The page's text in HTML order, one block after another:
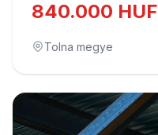
840.000 HUF
Tolna megye